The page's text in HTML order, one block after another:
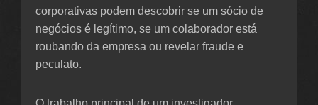
corporativas podem descobrir se um sócio de
negócios é legítimo, se um colaborador está
roubando da empresa ou revelar fraude e
peculato.